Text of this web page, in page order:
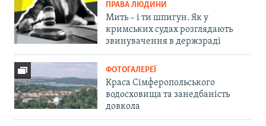
ПРАВА ЛЮДИНИ
Мить – і ти шпигун. Як у
кримських судах розглядають
звинувачення в держзраді
ФОТОГАЛЕРЕЇ
Краса Сімферопольського
водосховища та занедбаність
довкола